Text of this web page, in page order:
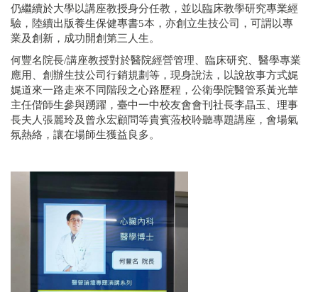
仍繼續於大學以講座教授身分任教，並以臨床教學研究專業經
驗，陸續出版養生保健專書5本，亦創立生技公司，可謂以專
業及創新，成功開創第三人生。
何豐名院長/講座教授對於醫院經營管理、臨床研究、醫學專業
應用、創辦生技公司行銷規劃等，現身說法，以說故事方式娓
娓道來一路走來不同階段之心路歷程，公衛學院醫管系黃光華
主任偕師生參與踴躍，臺中一中校友會會刊社長李晶玉、理事
長夫人張麗玲及曾永宏顧問等貴賓蒞校聆聽專題講座，會場氣
氛熱絡，讓在場師生獲益良多。